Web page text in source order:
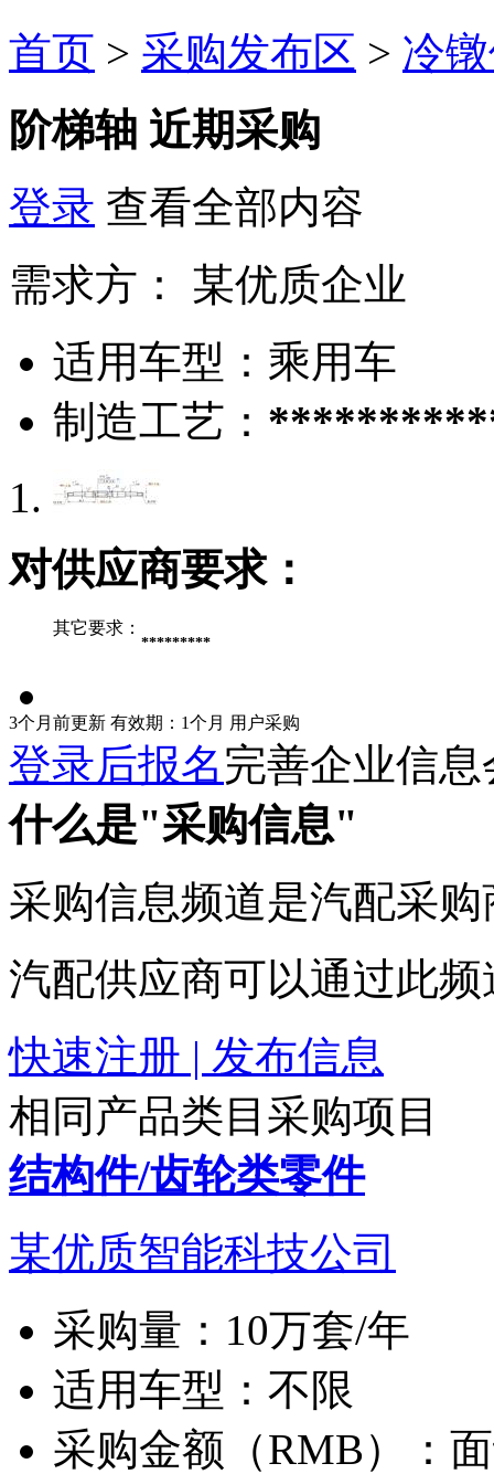
首页 > 采购发布区 > 冷
阶梯轴 近期采购
登录 查看全部内容
需求方：
某优质企业
适用车型： 乘用车
制造工艺：
对供应商要求：
其它要求：
*********
3个月前更新 有效期：1个月 用户采购
登录后报名完善企业信
什么是"采购信息"
采购信息频道是汽配采
汽配供应商可以通过此
快速注册 | 发布信息
相同产品类目采购项目
结构件/齿轮类零件
某优质智能科技公司
采购量： 10万套/年
适用车型： 不限
采购金额（RMB）：